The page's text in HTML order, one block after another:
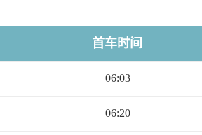
首车时间
06:03
06:20